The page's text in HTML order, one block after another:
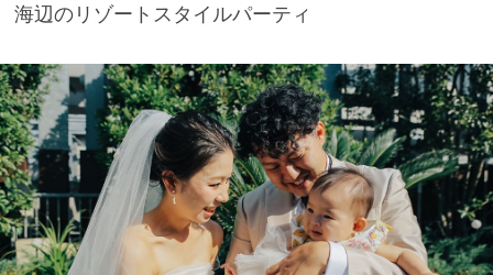
海辺のリゾートスタイルパーティ